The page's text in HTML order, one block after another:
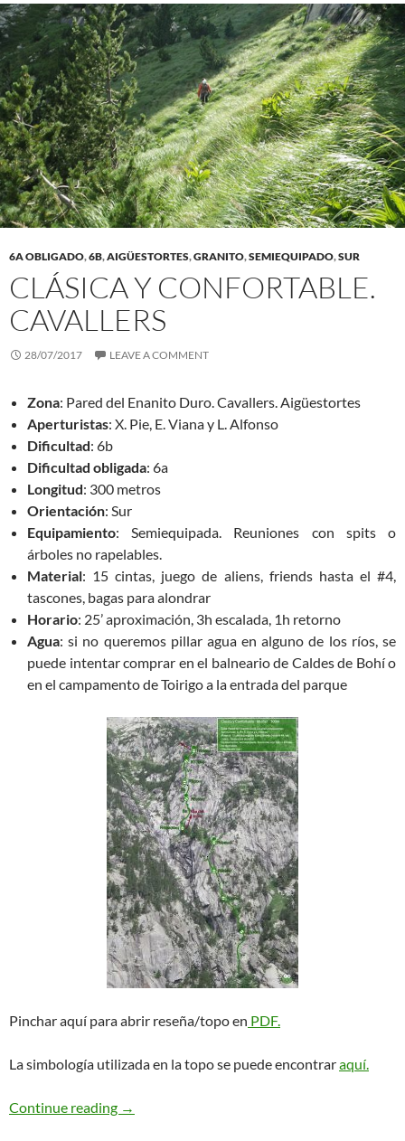
6A OBLIGADO,6B,AIGÜESTORTES,GRANITO,SEMIEQUIPADO,SUR
CLÁSICA Y CONFORTABLE.
CAVALLERS
28/07/2017 LEAVE A COMMENT
Zona: Pared del Enanito Duro. Cavallers. Aigüestortes
Aperturistas: X. Pie, E. Viana y L. Alfonso
Dificultad: 6b
Dificultad obligada: 6a
Longitud: 300 metros
Orientación: Sur
Equipamiento: Semiequipada. Reuniones con spits o
árboles no rapelables.
Material: 15 cintas, juego de aliens, friends hasta el #4,
tascones, bagas para alondrar
Horario: 25’ aproximación, 3h escalada, 1h retorno
Agua: si no queremos pillar agua en alguno de los ríos, se
puede intentar comprar en el balneario de Caldes de Bohí o
en el campamento de Toirigo a la entrada del parque
Pinchar aquí para abrir reseña/topo en PDF.
La simbología utilizada en la topo se puede encontraraquí.
Continue reading Clásica y Confortable. Cavallers
→